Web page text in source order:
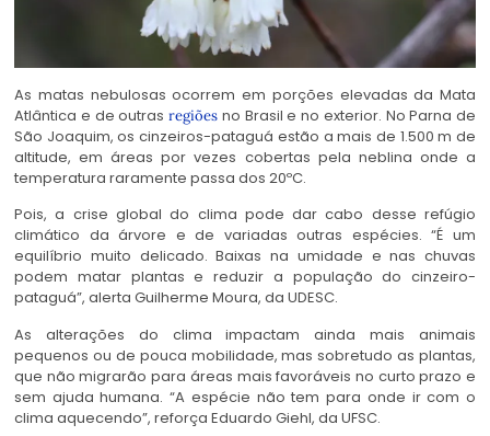
As matas nebulosas ocorrem em porções elevadas da Mata
Atlântica e de outras regiões no Brasil e no exterior. No Parna de
São Joaquim, os cinzeiros-pataguá estão a mais de 1.500 m de
altitude, em áreas por vezes cobertas pela neblina onde a
temperatura raramente passa dos 20ºC.
Pois, a crise global do clima pode dar cabo desse refúgio
climático da árvore e de variadas outras espécies. “É um
equilíbrio muito delicado. Baixas na umidade e nas chuvas
podem matar plantas e reduzir a população do cinzeiro-
pataguá”, alerta Guilherme Moura, da UDESC.
As alterações do clima impactam ainda mais animais
pequenos ou de pouca mobilidade, mas sobretudo as plantas,
que não migrarão para áreas mais favoráveis no curto prazo e
sem ajuda humana. “A espécie não tem para onde ir com o
clima aquecendo”, reforça Eduardo Giehl, da UFSC.